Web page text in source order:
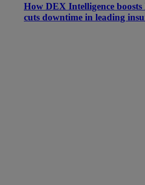
How DEX Intelligence
cuts downtime in leading